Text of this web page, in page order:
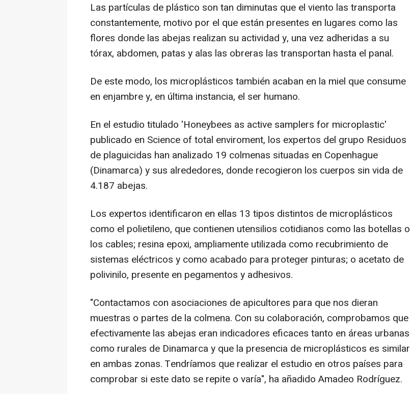
Las partículas de plástico son tan diminutas que el viento las transporta
constantemente, motivo por el que están presentes en lugares como las
flores donde las abejas realizan su actividad y, una vez adheridas a su
tórax, abdomen, patas y alas las obreras las transportan hasta el panal.
De este modo, los microplásticos también acaban en la miel que consume
en enjambre y, en última instancia, el ser humano.
En el estudio titulado 'Honeybees as active samplers for microplastic'
publicado en Science of total enviroment, los expertos del grupo Residuos
de plaguicidas han analizado 19 colmenas situadas en Copenhague
(Dinamarca) y sus alrededores, donde recogieron los cuerpos sin vida de
4.187 abejas.
Los expertos identificaron en ellas 13 tipos distintos de microplásticos
como el polietileno, que contienen utensilios cotidianos como las botellas o
los cables; resina epoxi, ampliamente utilizada como recubrimiento de
sistemas eléctricos y como acabado para proteger pinturas; o acetato de
polivinilo, presente en pegamentos y adhesivos.
"Contactamos con asociaciones de apicultores para que nos dieran
muestras o partes de la colmena. Con su colaboración, comprobamos que
efectivamente las abejas eran indicadores eficaces tanto en áreas urbanas
como rurales de Dinamarca y que la presencia de microplásticos es similar
en ambas zonas. Tendríamos que realizar el estudio en otros países para
comprobar si este dato se repite o varía", ha añadido Amadeo Rodríguez.